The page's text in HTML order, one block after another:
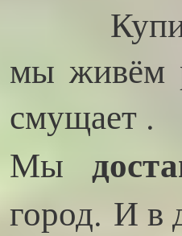
Купить
мы живём
смущает .
Мы
город. И в